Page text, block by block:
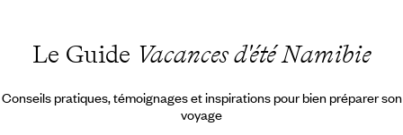
Le Guide Vacances d'été Namibie
Conseils pratiques, témoignages et inspirations pour bien préparer son
voyage